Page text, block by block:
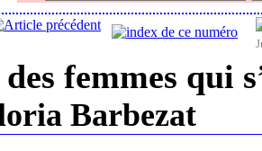
femmes qui
Barbezat